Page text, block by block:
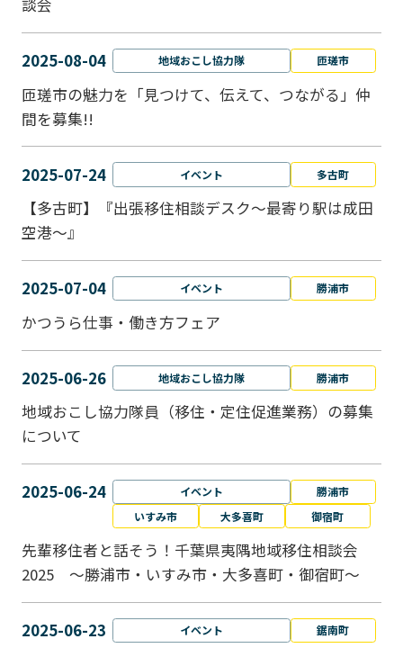
談会
2025-08-04 地域おこし協力隊 匝瑳市
匝瑳市の魅力を「見つけて、伝えて、つながる」仲
間を募集!!
2025-07-24 イベント 多古町
【多古町】『出張移住相談デスク～最寄り駅は成田
空港～』
2025-07-04 イベント 勝浦市
かつうら仕事・働き方フェア
2025-06-26 地域おこし協力隊 勝浦市
地域おこし協力隊員（移住・定住促進業務）の募集
について
2025-06-24 イベント
勝浦市
いすみ市
大多喜町 御宿町
先輩移住者と話そう！千葉県夷隅地域移住相談会
2025 ～勝浦市・いすみ市・大多喜町・御宿町～
2025-06-23 イベント 鋸南町